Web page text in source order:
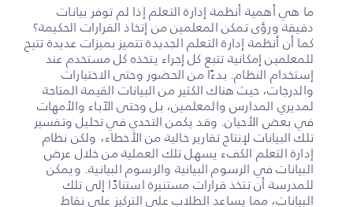
ما هي أهمية أنظمة إدارة التعلم إذا لم توفر بيانات
دقيقة ورؤى تمكن المعلمين من إتخاذ القرارات الحكيمة؟
كما أن أنظمة إدارة التعلم الجديدة تتميز بميزات عديدة تتيح
للمعلمين إمكانية تتبع كل إجراء يتخذه كل مستخدم عند
إستخدام النظام. بدءًا من الحضور وحتى الاختبارات
والدرجات، حيث هناك الكثير من البيانات القيمة المتاحة
لمديري المدارس والمعلمين، بل وحتى الآباء والأمهات
في بعض الأحيان. وقد يكمن التحدي في تحليل وتفسير
تلك البيانات لإنتاج تقارير خالية من الأخطاء، ولكن نظام
إدارة التعلم الكفء يسهل تلك العملية من خلال عرض
البيانات في الرسوم البيانية والرسوم البيانية. ويمكن
للمدرسة أن تتخذ قرارات مستنيرة استنادًا إلى تلك
البيانات، مما يساعد الطلاب على التركيز على نقاط